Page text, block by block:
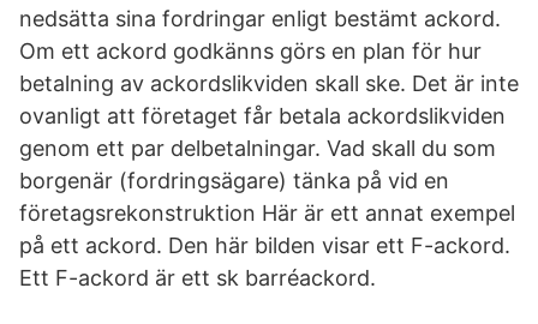
nedsätta sina fordringar enligt bestämt ackord.
Om ett ackord godkänns görs en plan för hur
betalning av ackordslikviden skall ske. Det är inte
ovanligt att företaget får betala ackordslikviden
genom ett par delbetalningar. Vad skall du som
borgenär (fordringsägare) tänka på vid en
företagsrekonstruktion Här är ett annat exempel
på ett ackord. Den här bilden visar ett F-ackord.
Ett F-ackord är ett sk barréackord.